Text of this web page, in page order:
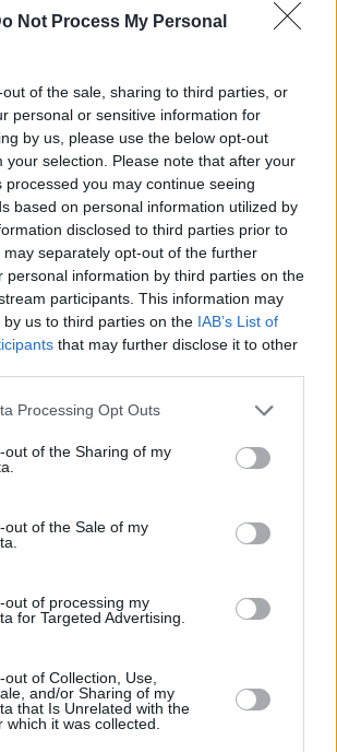
Not Process My Personal
of the sale, sharing to third parties, or
personal or sensitive information for
by us, please use the below opt-out
your selection. Please note that after your
processed you may continue seeing
based on personal information utilized by
disclosed to third parties prior to
separately opt-out of the further
personal information by third parties on the
participants. This information may
us to third parties on the IAB’s List of
that may further disclose it to other
website/app uses one or more Google
visit or usage behaviour. You may click to
to Google and its third-party tags to
below specified purposes in below Google
Processing Opt Outs
out of the Sharing of my
out of the Sale of my
out of processing my
for Targeted Advertising.
of Collection, Use,
and/or Sharing of my
that Is Unrelated with the
which it was collected.
07/APR/26 07:49
Σικάγο Μπουλς, έπειτα από σχεδόν
έξι χρόνια συνεργασίας!
Τζέιντεν Άιβι: “Παραλίγο να
αυτοκτονήσω. Δεν ντρέπομαι
να το πω”
01/APR/26 11:38
να αυτοκτονήσει όπως ο ίδιος
Μπουλς: Έσπασαν σερί 11
ηττών συντρίβοντας τους
02/MAR/26 08:05
τους Μπακς με 120-97 στο Σικάγο,
σερί 11 ηττών, το τρίτο χειρότερο
Σπερς, 11 σερί… ήττες οι
Μπουλς
το θετικό... βιολί τους και οι Μπουλς